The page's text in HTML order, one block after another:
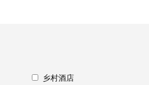
乡村酒店